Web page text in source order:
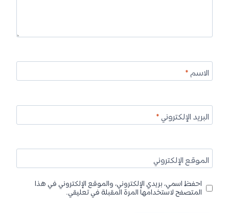
الاسم*
البريد الإلكتروني*
الموقع الإلكتروني
احفظ اسمي، بريدي الإلكتروني، والموقع الإلكتروني في هذا
المتصفح لاستخدامها المرة المقبلة في تعليقي.